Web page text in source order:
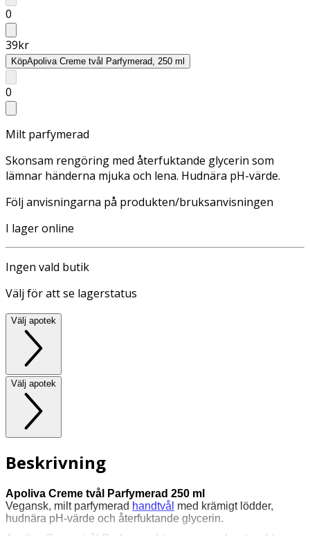
0
39kr
KöpApoliva Creme tvål Parfymerad, 250 ml
0
Milt parfymerad
Skonsam rengöring med återfuktande glycerin som
lämnar händerna mjuka och lena. Hudnära pH-värde.
Följ anvisningarna på produkten/bruksanvisningen
I lager online
Ingen vald butik
Välj för att se lagerstatus
Välj apotek
Välj apotek
Beskrivning
Apoliva Creme tvål Parfymerad 250 ml
Vegansk, milt parfymerad handtvål med krämigt lödder,
hudnära pH-värde och återfuktande glycerin.